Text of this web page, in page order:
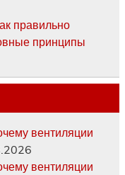
правильно
принципы
вентиляции
вентиляции